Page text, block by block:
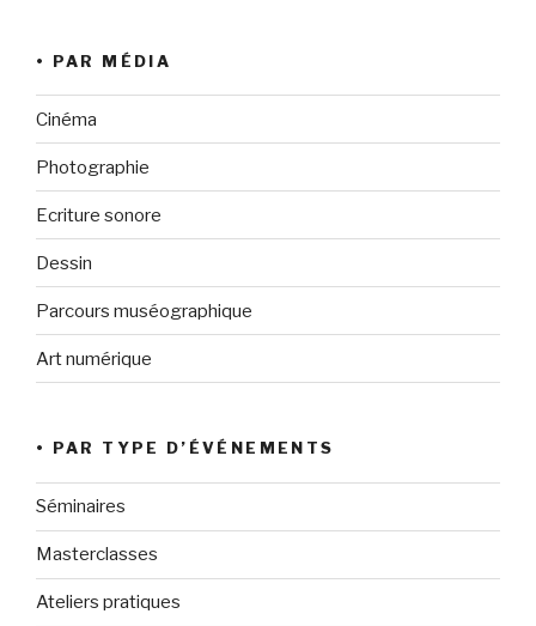
• PAR MÉDIA
Cinéma
Photographie
Ecriture sonore
Dessin
Parcours muséographique
Art numérique
• PAR TYPE D’ÉVÉNEMENTS
Séminaires
Masterclasses
Ateliers pratiques